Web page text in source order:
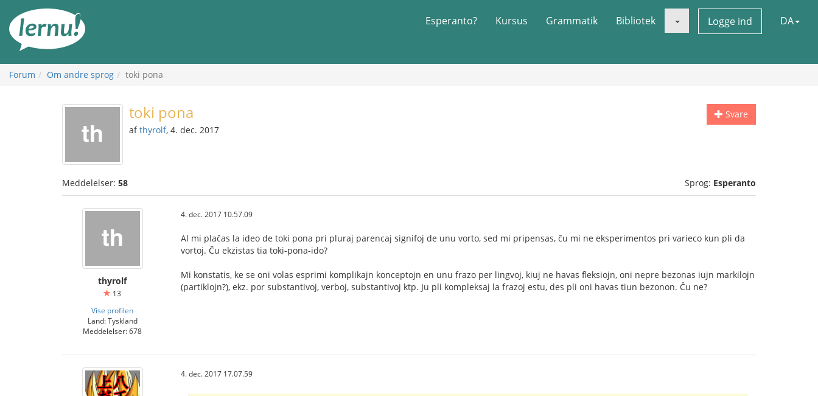
indholdet
Esperanto? Kursus Grammatik Bibliotek Logge ind DA
Forum Om andre sprog toki pona
Svare
toki pona
afthyrolf, 4. dec. 2017
Meddelelser: 58 Sprog: Esperanto
thyrolf
13
Vise profilen
Land: Tyskland
Meddelelser: 678
4. dec. 2017 10.57.09
Al mi plaĉas la ideo de toki pona pri pluraj parencaj signifoj de unu vorto, sed mi pripensas, ĉu mi ne eksperimentos pri varieco kun pli da
vortoj. Ĉu ekzistas tia toki-pona-ido?
Mi konstatis, ke se oni volas esprimi komplikajn konceptojn en unu frazo per lingvoj, kiuj ne havas fleksiojn, oni nepre bezonas iujn markilojn
(partiklojn?), ekz. por substantivoj, verboj, substantivoj ktp. Ju pli kompleksaj la frazoj estu, des pli oni havas tiun bezonon. Ĉu ne?
4. dec. 2017 17.07.59